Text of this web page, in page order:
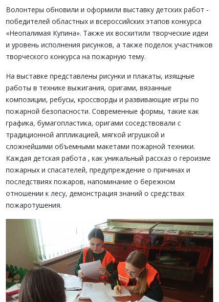
Волонтеры обновили и оформили выставку детских работ -
победителей областных и всероссийских этапов конкурса
«Неопалимая Купина». Также их восхитили творческие идеи
и уровень исполнения рисунков, а также поделок участников
творческого конкурса на пожарную тему.
На выставке представлены рисунки и плакаты, изящные
работы в технике выжигания, оригами, вязанные
композиции, ребусы, кроссворды и развивающие игры по
пожарной безопасности. Современные формы, такие как
графика, бумагопластика, оригами соседствовали с
традиционной аппликацией, мягкой игрушкой и
сложнейшими объемными макетами пожарной техники.
Каждая детская работа , как уникальный рассказ о героизме
пожарных и спасателей, предупреждение о причинах и
последствиях пожаров, напоминание о бережном
отношении к лесу, демонстрация знаний о средствах
пожаротушения.